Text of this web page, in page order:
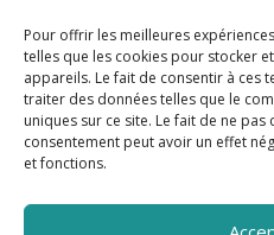
Pour offrir les meilleures
telles que les cookies pour stocker
appareils. Le fait de consentir à ces
traiter des données telles que le
uniques sur ce site. Le fait de ne
consentement peut avoir un effet
et fonctions.
FAIRE UN DON